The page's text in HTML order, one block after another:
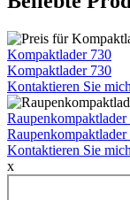
Kompaktlader 730
Kompaktlader 730
Kontaktieren Sie
Kontaktieren Sie
x